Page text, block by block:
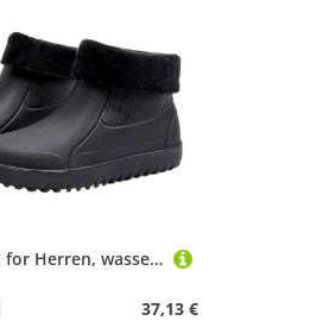
Regenstiefel for Herren, wasserdicht, for alle Jahreszeiten, Outdoor, Camping, Freizeit, Angeln, Kurze Röhre, Autowasch-Arbeitsschuhe Für Industrie Handwerk(Black,43)
37,13 €